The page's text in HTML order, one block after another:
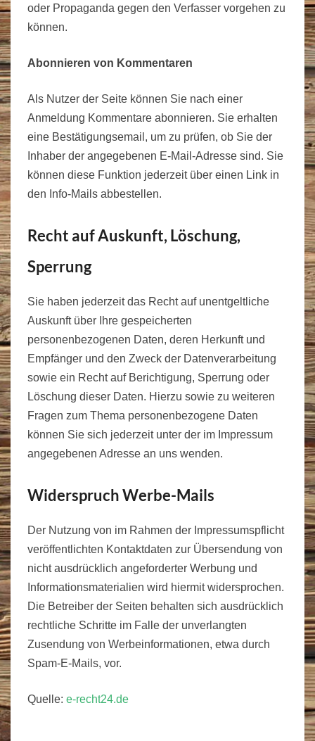
oder Propaganda gegen den Verfasser vorgehen zu
können.
Abonnieren von Kommentaren
Als Nutzer der Seite können Sie nach einer
Anmeldung Kommentare abonnieren. Sie erhalten
eine Bestätigungsemail, um zu prüfen, ob Sie der
Inhaber der angegebenen E-Mail-Adresse sind. Sie
können diese Funktion jederzeit über einen Link in
den Info-Mails abbestellen.
Recht auf Auskunft, Löschung,
Sperrung
Sie haben jederzeit das Recht auf unentgeltliche
Auskunft über Ihre gespeicherten
personenbezogenen Daten, deren Herkunft und
Empfänger und den Zweck der Datenverarbeitung
sowie ein Recht auf Berichtigung, Sperrung oder
Löschung dieser Daten. Hierzu sowie zu weiteren
Fragen zum Thema personenbezogene Daten
können Sie sich jederzeit unter der im Impressum
angegebenen Adresse an uns wenden.
Widerspruch Werbe-Mails
Der Nutzung von im Rahmen der Impressumspflicht
veröffentlichten Kontaktdaten zur Übersendung von
nicht ausdrücklich angeforderter Werbung und
Informationsmaterialien wird hiermit widersprochen.
Die Betreiber der Seiten behalten sich ausdrücklich
rechtliche Schritte im Falle der unverlangten
Zusendung von Werbeinformationen, etwa durch
Spam-E-Mails, vor.
Quelle: e-recht24.de